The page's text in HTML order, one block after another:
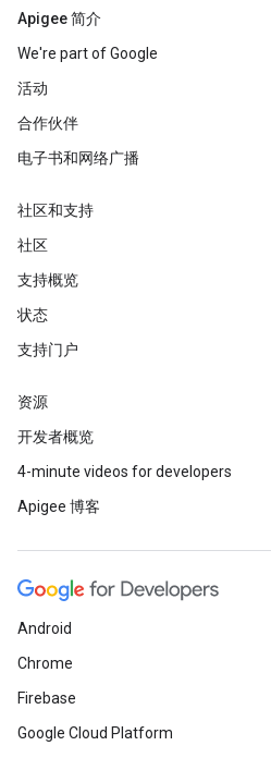
Apigee 简介
We're part of Google
活动
合作伙伴
电子书和网络广播
社区和支持
社区
支持概览
状态
支持门户
资源
开发者概览
4-minute videos for developers
Apigee 博客
Android
Chrome
Firebase
Google Cloud Platform